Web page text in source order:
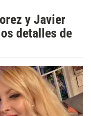
y Javier
detalles de